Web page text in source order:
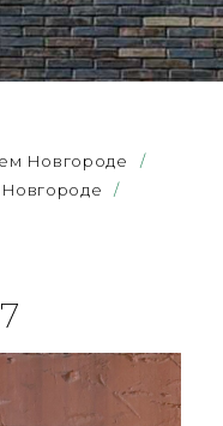
Новгороде
/
/